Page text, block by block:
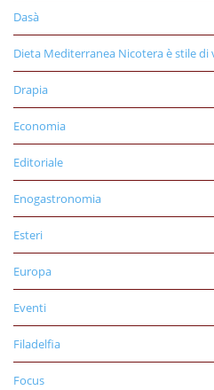
Dasà
Dieta Mediterranea Nicotera è stile di
Drapia
Economia
Editoriale
Enogastronomia
Esteri
Europa
Eventi
Filadelfia
Focus